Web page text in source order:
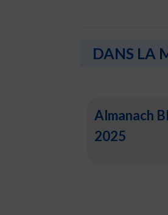
DANS LA
Almanach
2025